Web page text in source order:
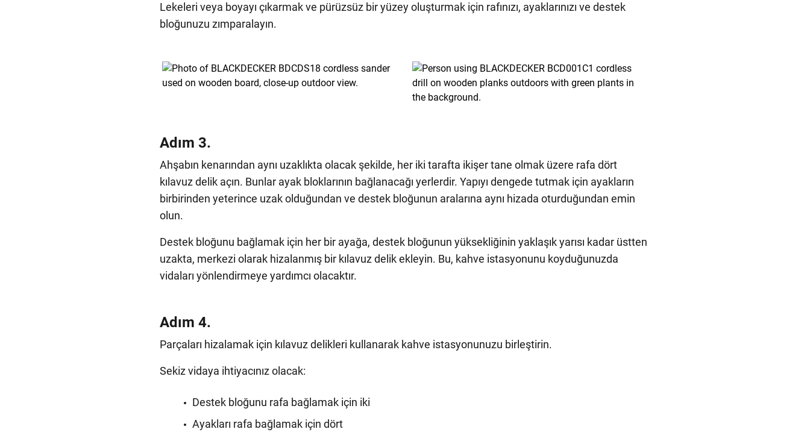
Lekeleri veya boyayı çıkarmak ve pürüzsüz bir yüzey oluşturmak için rafınızı, ayaklarınızı ve destek
bloğunuzu zımparalayın.
Adım 3.
Ahşabın kenarından aynı uzaklıkta olacak şekilde, her iki tarafta ikişer tane olmak üzere rafa dört
kılavuz delik açın. Bunlar ayak bloklarının bağlanacağı yerlerdir. Yapıyı dengede tutmak için ayakların
birbirinden yeterince uzak olduğundan ve destek bloğunun aralarına aynı hizada oturduğundan emin
olun.
Destek bloğunu bağlamak için her bir ayağa, destek bloğunun yüksekliğinin yaklaşık yarısı kadar üstten
uzakta, merkezi olarak hizalanmış bir kılavuz delik ekleyin. Bu, kahve istasyonunu koyduğunuzda
vidaları yönlendirmeye yardımcı olacaktır.
Adım 4.
Parçaları hizalamak için kılavuz delikleri kullanarak kahve istasyonunuzu birleştirin.
Sekiz vidaya ihtiyacınız olacak:
Destek bloğunu rafa bağlamak için iki
Ayakları rafa bağlamak için dört